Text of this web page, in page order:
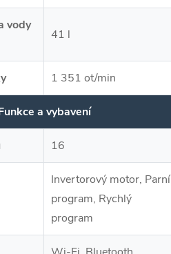
vody
41 l
1 351 ot/min
a vybavení
16
Invertorový motor, Parní
program, Rychlý
program